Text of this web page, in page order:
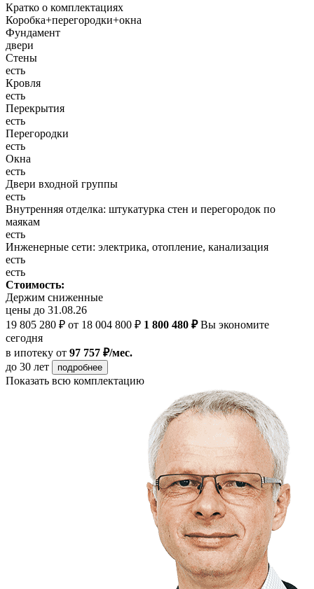
Кратко о комплектациях
Коробка+перегородки+окна
Фундамент
двери
Стены
есть
Кровля
есть
Перекрытия
есть
Перегородки
есть
Окна
есть
Двери входной группы
есть
Внутренняя отделка: штукатурка стен и перегородок по
маякам
есть
Инженерные сети: электрика, отопление, канализация
есть
есть
Стоимость:
Держим сниженные
цены до 31.08.26
19 805 280 ₽ от 18 004 800 ₽ 1 800 480 ₽Вы экономите
сегодня
в ипотеку от 97 757 ₽/мес.
до 30 лет
подробнее
Показать всю комплектацию